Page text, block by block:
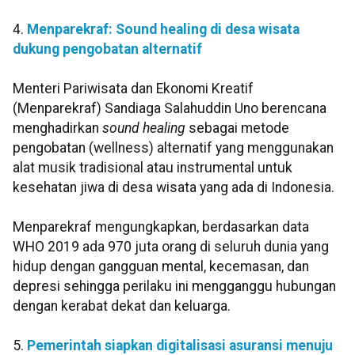
4. Menparekraf: Sound healing di desa wisata
dukung pengobatan alternatif
Menteri Pariwisata dan Ekonomi Kreatif
(Menparekraf) Sandiaga Salahuddin Uno berencana
menghadirkan sound healing sebagai metode
pengobatan (wellness) alternatif yang menggunakan
alat musik tradisional atau instrumental untuk
kesehatan jiwa di desa wisata yang ada di Indonesia.
Menparekraf mengungkapkan, berdasarkan data
WHO 2019 ada 970 juta orang di seluruh dunia yang
hidup dengan gangguan mental, kecemasan, dan
depresi sehingga perilaku ini mengganggu hubungan
dengan kerabat dekat dan keluarga.
5. Pemerintah siapkan digitalisasi asuransi menuju